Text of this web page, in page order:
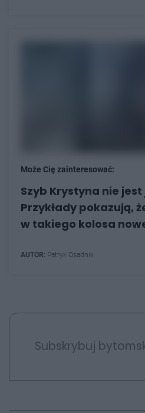
Może Cię zainteresować:
Szyb Krystyna nie
Przykłady pokazują,
w takiego kolosa
AUTOR: Patryk Osadnik
Subskrybuj